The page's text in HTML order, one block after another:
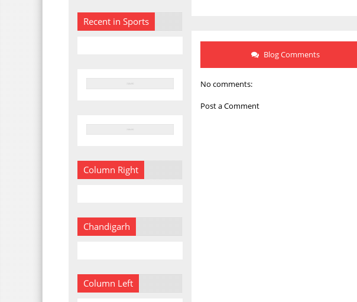
Recent in Sports
Column Right
Chandigarh
Column Left
Blog Comments
No comments:
Post a Comment